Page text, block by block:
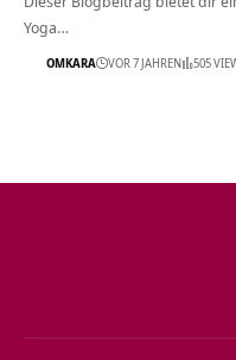
Yoga…
OMKARA VOR 7 JAHREN 505